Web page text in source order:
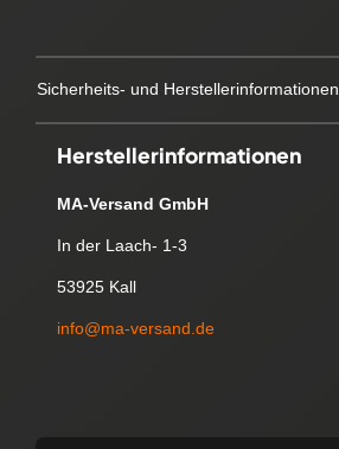
Sicherheits- und Herstellerinformationen
Herstellerinformationen
MA-Versand GmbH
In der Laach- 1-3
53925 Kall
info@ma-versand.de